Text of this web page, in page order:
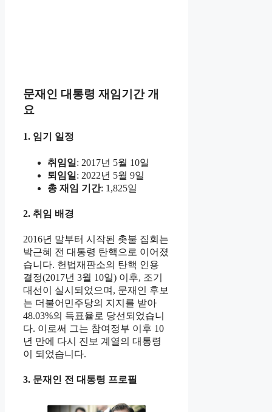
문재인 대통령 재임기간 개
요
1. 임기 일정
취임일 : 2017년 5월 10일
퇴임일 : 2022년 5월 9일
총 재임 기간: 1,825일
2. 취임 배경
2016년 말부터 시작된 촛불 집회는
박근혜 전 대통령 탄핵으로 이어졌
습니다. 헌법재판소의 탄핵 인용
결정(2017년 3월 10일) 이후, 조기
대선이 실시되었으며, 문재인 후보
는 더불어민주당의 지지를 받아
48.03%의 득표율로 당선되었습니
다. 이로써 그는 참여정부 이후 10
년 만에 다시 진보 계열의 대통령
이 되었습니다.
3. 문재인 전 대통령 프로필